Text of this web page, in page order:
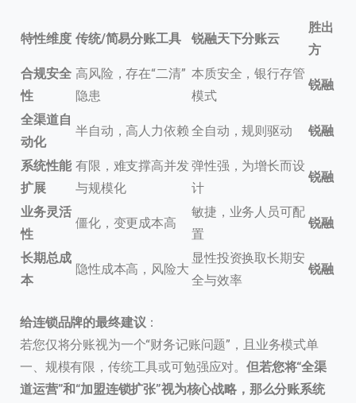
特性维度 传统/简易分账工具 锐融天下分账云
胜出
方
合规安全
性
高风险，存在“二清”
隐患
本质安全，银行存管
模式
锐融
全渠道自
动化
半自动，高人力依赖 全自动，规则驱动 锐融
系统性能
扩展
有限，难支撑高并发
与规模化
弹性强，为增长而设
计
锐融
业务灵活
性
僵化，变更成本高
敏捷，业务人员可配
置
锐融
长期总成
本
隐性成本高，风险大
显性投资换取长期安
全与效率
锐融
给连锁品牌的最终建议 ：
若您仅将分账视为一个“财务记账问题”，且业务模式单
一、规模有限，传统工具或可勉强应对。但若您将“全渠
道运营”和“加盟连锁扩张”视为核心战略，那么分账系统